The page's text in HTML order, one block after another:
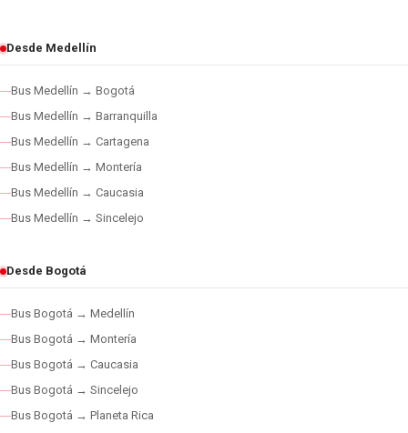
Desde Medellín
Bus Medellín → Bogotá
Bus Medellín → Barranquilla
Bus Medellín → Cartagena
Bus Medellín → Montería
Bus Medellín → Caucasia
Bus Medellín → Sincelejo
Desde Bogotá
Bus Bogotá → Medellín
Bus Bogotá → Montería
Bus Bogotá → Caucasia
Bus Bogotá → Sincelejo
Bus Bogotá → Planeta Rica